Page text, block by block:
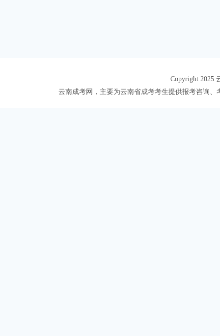
Copyright 2025
云南成考网，主要为云南省成考考生提供报考咨询